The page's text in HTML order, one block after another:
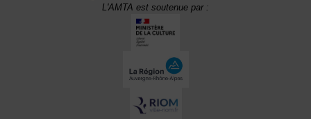
L'AMTA est soutenue par :